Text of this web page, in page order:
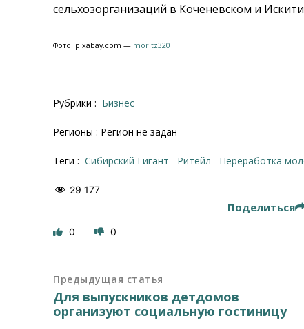
сельхозорганизаций в Коченевском и
Фото: pixabay.com — moritz320
Рубрики : Бизнес
Регионы : Регион не задан
Теги : Сибирский Гигант ритейл переработка
29 177
Поделиться
0 0
Предыдущая статья
Для выпускников детдомов
организуют социальную гостиницу